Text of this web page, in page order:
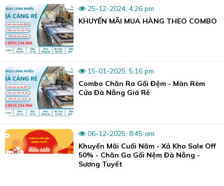
Chancel không phải là tên gọi của một loại lụa đặc biệt
mà là các sản phẩm chăn ga gối được làm từ vải lụa do
thương hiệu Chancel cung cấp.
Dòng sản phẩm này ra đời sau lụa tơ tằm, tencel, tencel
cotton, satin... nên có giá rẻ hơn, thuộc phân khúc chăn ga
trung cấp nhưng lại có sự mượt mà rất đáng sử dụng.
25-12-2024, 4:26 pm
KHUYẾN MÃI MUA HÀNG THEO COMBO
15-01-2025, 5:16 pm
Combo Chăn Ra Gối Đệm - Màn Rèm
Cửa Đà Nẵng Giá Rẻ
06-12-2025, 8:45 am
Khuyến Mãi Cuối Năm - Xả Kho Sale Off
50% - Chăn Ga Gối Nệm Đà Nẵng -
Sương Tuyết